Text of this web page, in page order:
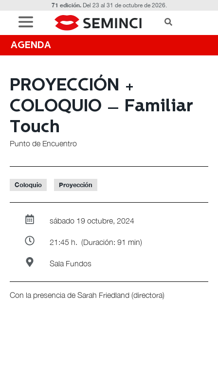
71 edición.Del 23 al 31 de octubre de 2026.
AGENDA
PROYECCIÓN +
COLOQUIO – Familiar
Touch
Punto de Encuentro
Coloquio Proyección
sábado 19 octubre, 2024
21:45 h. (Duración: 91 min)
Sala Fundos
Con la presencia de Sarah Friedland (directora)